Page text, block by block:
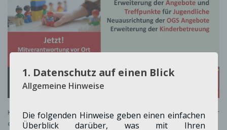
Kinder, Jugendliche und Familien müssen viel stärker als bisher
eingebunden werden!
1. Datenschutz auf einen Blick
Allgemeine Hinweise
Die folgenden Hinweise geben einen einfachen
Überblick darüber, was mit Ihren